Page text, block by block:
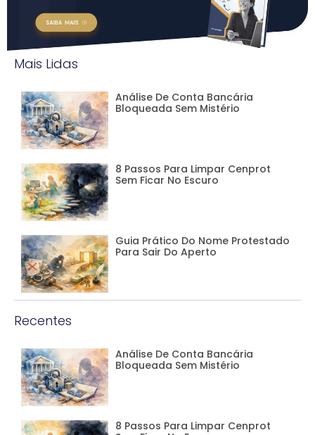
Mais Lidas
Análise De Conta Bancária
Bloqueada Sem Mistério
8 Passos Para Limpar Cenprot
Sem Ficar No Escuro
Guia Prático Do Nome Protestado
Para Sair Do Aperto
Recentes
Análise De Conta Bancária
Bloqueada Sem Mistério
8 Passos Para Limpar Cenprot